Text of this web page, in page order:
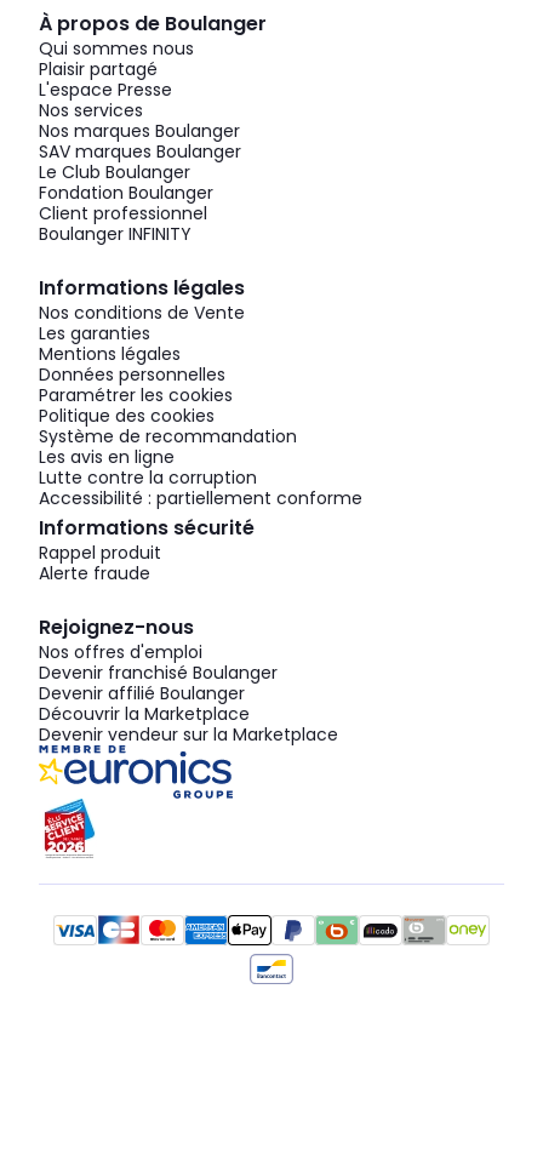
À propos de Boulanger
Qui sommes nous
Plaisir partagé
L'espace Presse
Nos services
Nos marques Boulanger
SAV marques Boulanger
Le Club Boulanger
Fondation Boulanger
Client professionnel
Boulanger INFINITY
Informations légales
Nos conditions de Vente
Les garanties
Mentions légales
Données personnelles
Paramétrer les cookies
Politique des cookies
Système de recommandation
Les avis en ligne
Lutte contre la corruption
Accessibilité : partiellement conforme
Informations sécurité
Rappel produit
Alerte fraude
Rejoignez-nous
Nos offres d'emploi
Devenir franchisé Boulanger
Devenir affilié Boulanger
Découvrir la Marketplace
Devenir vendeur sur la Marketplace